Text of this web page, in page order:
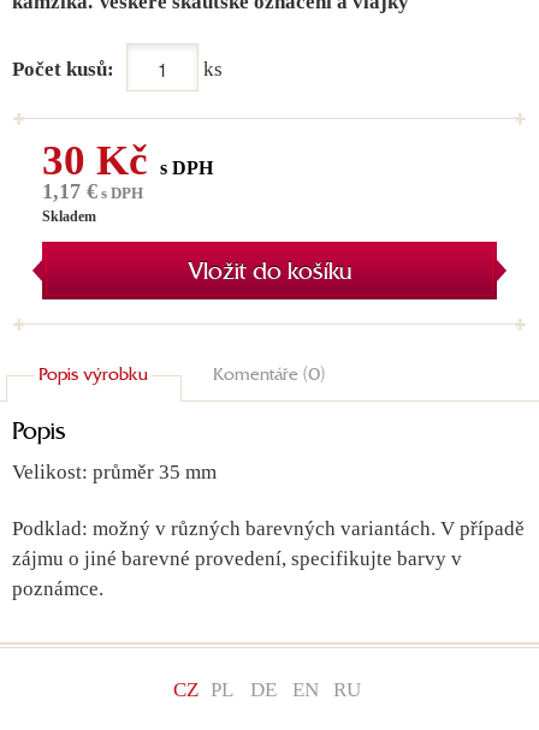
Počet kusů: ks
30 Kč s DPH
1,17 € s DPH
Skladem
Vložit do košíku
Popis výrobku Komentáře (0)
Popis
Velikost: průměr 35 mm
Podklad: možný v různých barevných variantách. V případě
zájmu o jiné barevné provedení, specifikujte barvy v
poznámce.
CZ PL DE EN RU